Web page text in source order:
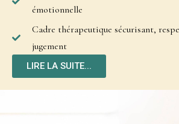
émotionnelle
Cadre thérapeutique sécurisant,
jugement
LIRE LA SUITE...